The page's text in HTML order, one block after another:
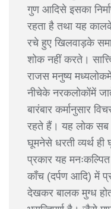
गुण आदिसे इसका
रहता है तथा यह
रचे हुए खिलवाड़के
शोक नहीं करते।
राजस मनुष्य
नीचेके नरकलोकोंमें
बारंबार कर्मानुसार
रहते हैं। यह लोक
घूमनेसे धरती व्यर्थ ही
प्रकार यह
काँच (दर्पण आदि) में
देखकर बालक मुग्ध